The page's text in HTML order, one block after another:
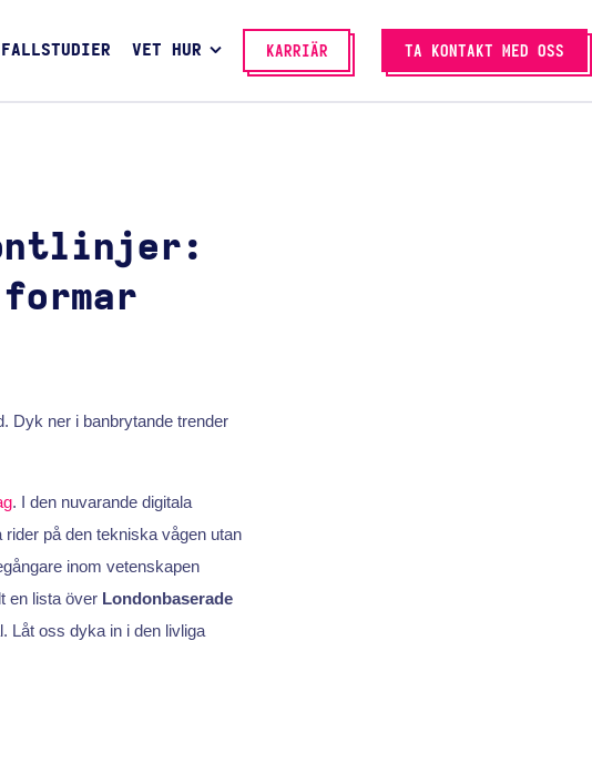
FALLSTUDIER VET HUR KARRIÄR TA KONTAKT MED OSS
Dyk ner i banbrytande trender
. I den nuvarande digitala
på den tekniska vågen utan
inom vetenskapen
en lista över Londonbaserade
Låt oss dyka in i den livliga